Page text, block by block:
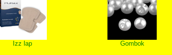
Izz lap Gombok